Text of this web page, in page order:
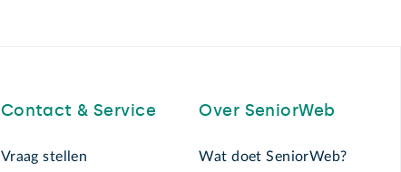
Contact & Service
Vraag stellen
Over SeniorWeb
Wat doet SeniorWeb?